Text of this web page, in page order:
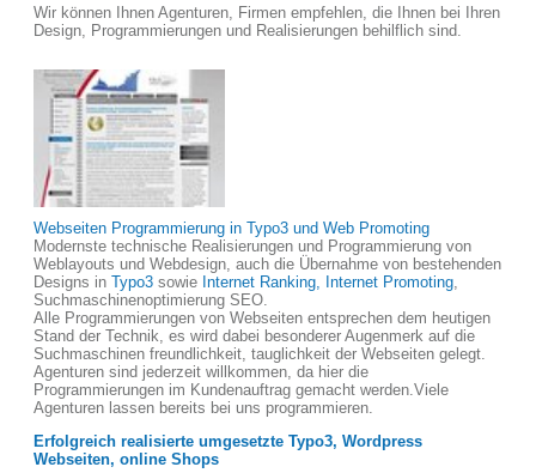
Wir können Ihnen Agenturen, Firmen empfehlen, die Ihnen bei Ihren
Design, Programmierungen und Realisierungen behilflich sind.
Webseiten Programmierung in Typo3 und Web Promoting
Modernste technische Realisierungen und Programmierung von
Weblayouts und Webdesign, auch die Übernahme von bestehenden
Designs in Typo3 sowie Internet Ranking, Internet Promoting,
Suchmaschinenoptimierung SEO.
Alle Programmierungen von Webseiten entsprechen dem heutigen
Stand der Technik, es wird dabei besonderer Augenmerk auf die
Suchmaschinen freundlichkeit, tauglichkeit der Webseiten gelegt.
Agenturen sind jederzeit willkommen, da hier die
Programmierungen im Kundenauftrag gemacht werden.Viele
Agenturen lassen bereits bei uns programmieren.
Erfolgreich realisierte umgesetzte Typo3, Wordpress
Webseiten, online Shops